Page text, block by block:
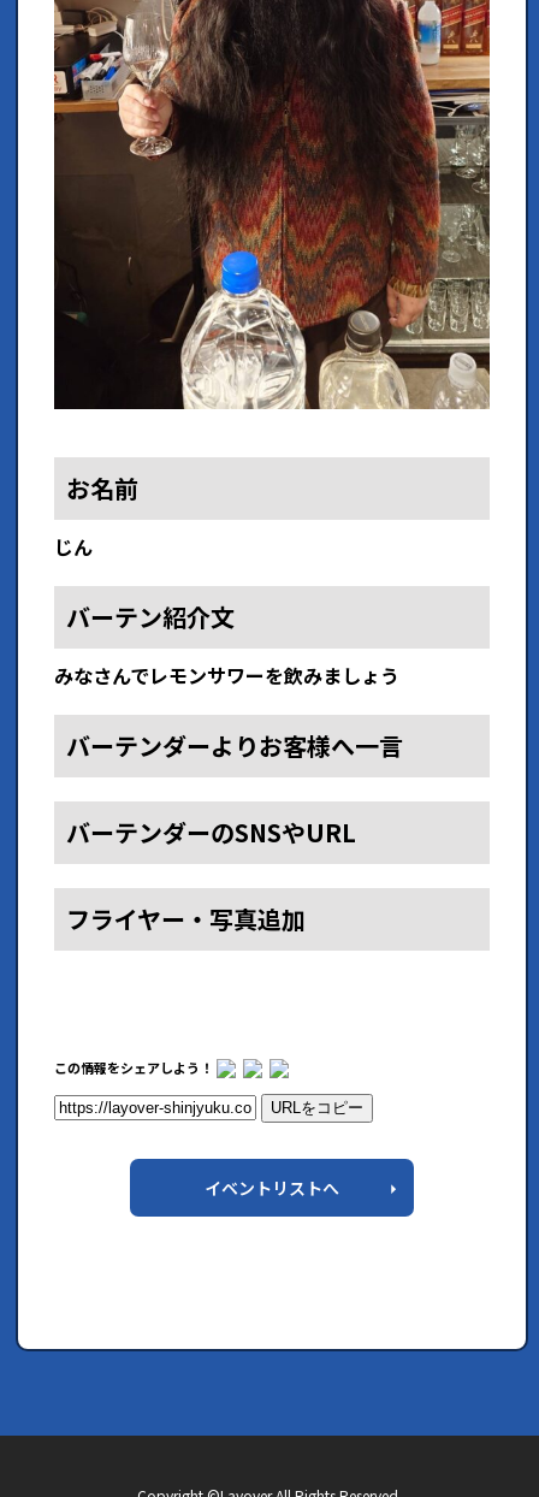
お名前
じん
バーテン紹介文
みなさんでレモンサワーを飲みましょう
バーテンダーよりお客様へ一言
バーテンダーのSNSやURL
フライヤー・写真追加
この情報をシェアしよう！
URLをコピー
イベントリストへ